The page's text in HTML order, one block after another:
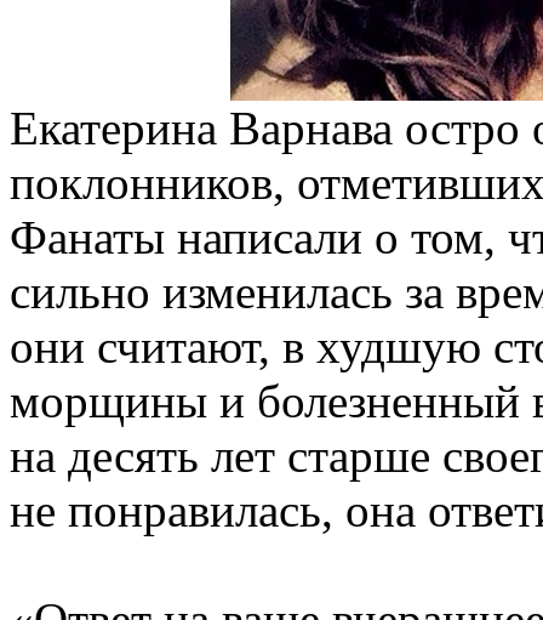
Екатерина Варнава остро
поклонников,
Фанаты написали о том,
сильно изменилась за
они считают, в худшую
морщины и болезненный
на десять лет старше
не понравилась, она